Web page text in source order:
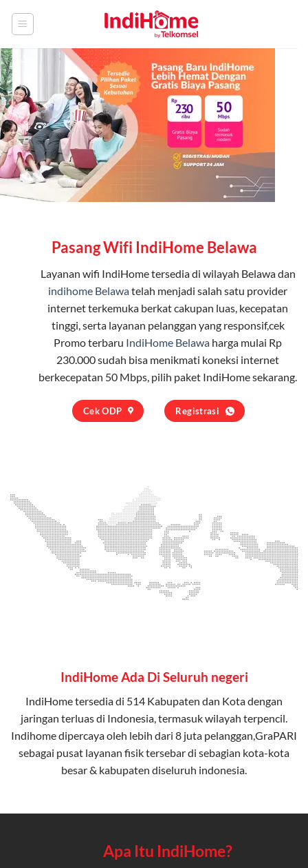
Pasang Wifi IndiHome Belawa
Layanan wifi IndiHometersedia di wilayah Belawa dan
indihome Belawatelah menjadi salah satu provider
internet terkemuka berkat cakupan luas, kecepatan
tinggi, serta layanan pelanggan yang responsif,cek
Promo terbaru IndiHome Belawa harga mulai Rp
230.000 sudah bisa menikmati koneksi internet
berkecepatan 50 Mbps, pilih paket IndiHomesekarang.
Cek ODP Registrasi
IndiHome Ada Di Seluruh negeri
IndiHome tersedia di 514 Kabupaten dan Kota dengan
jaringan terluas di Indonesia, termasuk wilayah terpencil.
Indihome dipercaya oleh lebih dari 8 juta pelanggan,GraPARI
sebagai pusat layanan fisik tersebar di sebagian kota-kota
besar & kabupaten diseluruh indonesia.
Apa Itu IndiHome?